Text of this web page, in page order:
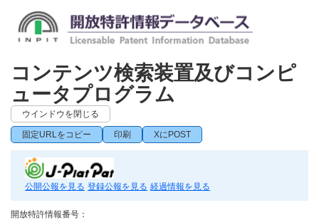
コンテンツ検索装置及びコンピ
ュータプログラム
ウインドウを閉じる
固定URLをコピー 印刷 XにPOST
公開公報を見る 登録公報を見る 経過情報を見る
開放特許情報番号：